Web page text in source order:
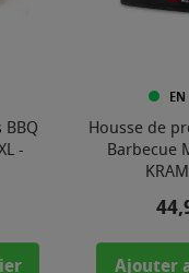
-
Housse de
Barbecue
Prix
Ajouter